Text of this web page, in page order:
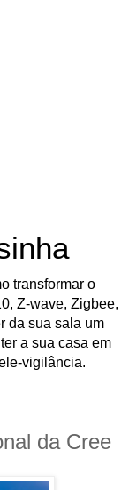
transformar o
Z-wave, Zigbee,
da sua sala um
a sua casa em
vigilância.
da Cree